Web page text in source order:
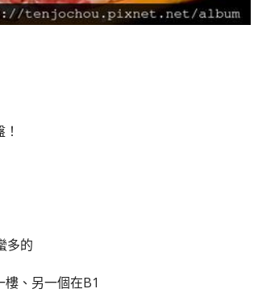
多的
、另一個在B1